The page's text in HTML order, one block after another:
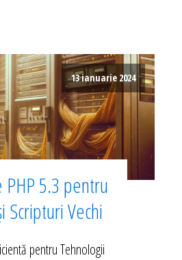
13 ianuarie 2024
PHP 5.3 pentru
Scripturi Vechi
pentru Tehnologii